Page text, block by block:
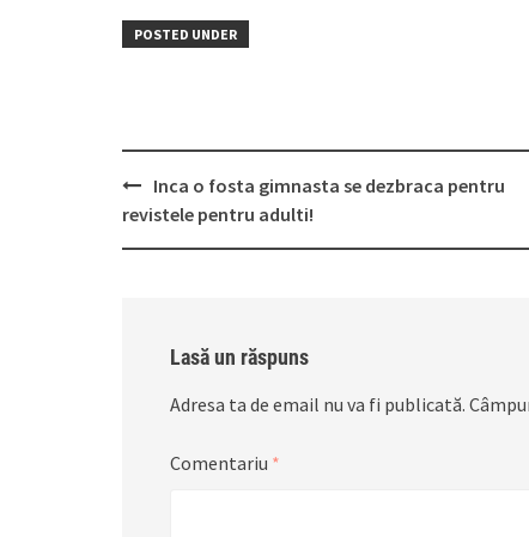
POSTED UNDER
Post
navigation
Inca o fosta gimnasta se dezbraca pentru
revistele pentru adulti!
Lasă un răspuns
Adresa ta de email nu va fi publicată.
Comentariu *